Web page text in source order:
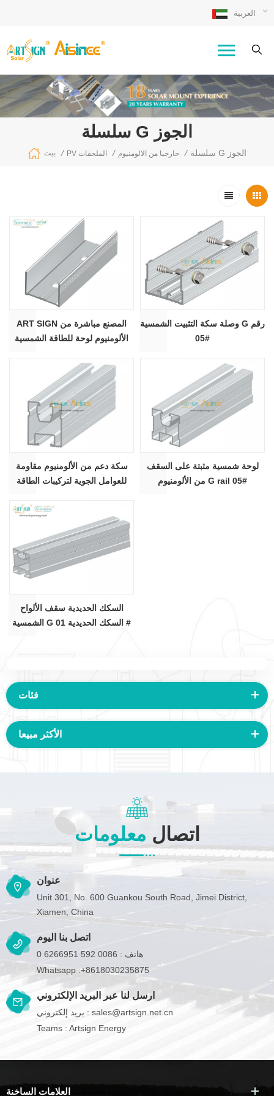
العربية
سلسلة G الجوز
بيت / PV الملحقات / خارجيا من الالومنيوم / سلسلة G الجوز
ART SIGN المصنع مباشرة من
الألومنيوم لوحة للطاقة الشمسية
#BG07
وصلة سكة التثبيت الشمسية G رقم
05#
سكة دعم من الألومنيوم مقاومة
للعوامل الجوية لتركيبات الطاقة
لوحة شمسية مثبتة على السقف
من الألومنيوم G rail 05#
السكك الحديدية سقف الألواح
الشمسية G السكك الحديدية 01 #
فئات
الأكثر مبيعا
اتصال معلومات
عنوان
Unit 301, No. 600 Guankou South Road, Jimei District,
Xiamen, China
اتصل بنا اليوم
هاتف : 0086 592 6266951 0
Whatsapp :+8618030235875
ارسل لنا عبر البريد الإلكتروني
بريد إلكتروني : sales@artsign.net.cn
Teams : Artsign Energy
العلامات الساخنة